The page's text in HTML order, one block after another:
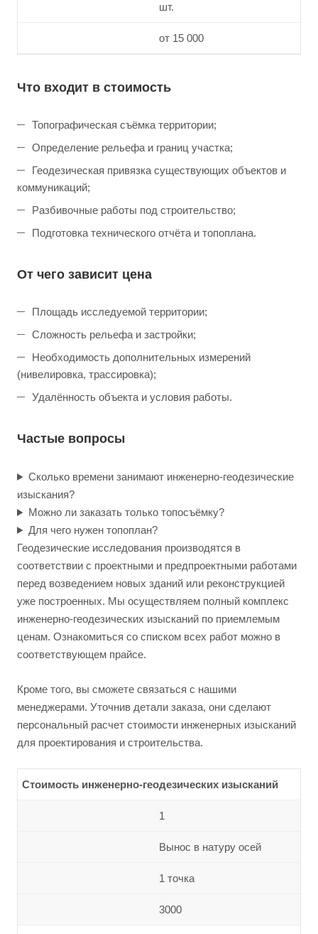
шт.
от 15 000
Что входит в стоимость
Топографическая съёмка территории;
Определение рельефа и границ участка;
Геодезическая привязка существующих объектов и
коммуникаций;
Разбивочные работы под строительство;
Подготовка технического отчёта и топоплана.
От чего зависит цена
Площадь исследуемой территории;
Сложность рельефа и застройки;
Необходимость дополнительных измерений
(нивелировка, трассировка);
Удалённость объекта и условия работы.
Частые вопросы
Сколько времени занимают инженерно-геодезические
изыскания?
Можно ли заказать только топосъёмку?
Для чего нужен топоплан?
Геодезические исследования производятся в
соответствии с проектными и предпроектными работами
перед возведением новых зданий или реконструкцией
уже построенных. Мы осуществляем полный комплекс
инженерно-геодезических изысканий по приемлемым
ценам. Ознакомиться со списком всех работ можно в
соответствующем прайсе.
Кроме того, вы сможете связаться с нашими
менеджерами. Уточнив детали заказа, они сделают
персональный расчет стоимости инженерных изысканий
для проектирования и строительства.
Стоимость инженерно-геодезических изысканий
1
Вынос в натуру осей
1 точка
3000